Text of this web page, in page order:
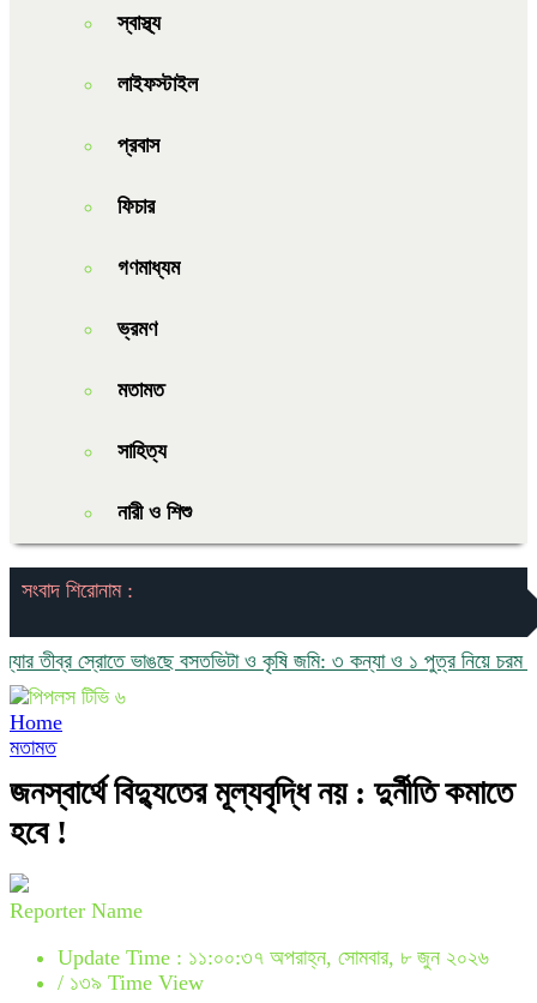
স্বাস্থ্য
লাইফস্টাইল
প্রবাস
ফিচার
গণমাধ্যম
ভ্রমণ
মতামত
সাহিত্য
নারী ও শিশু
সংবাদ শিরোনাম :
ভাঙছে বসতভিটা ও কৃষি জমি: ৩ কন্যা ও ১ পুত্র নিয়ে চরম ঝুঁকিতে
Home
মতামত
জনস্বার্থে বিদ্যুতের মূল্যবৃদ্ধি নয় : দুর্নীতি কমাতে
হবে !
Reporter Name
Update Time : ১১:০০:৩৭ অপরাহ্ন, সোমবার, ৮ জুন ২০২৬
/ ১৩৯ Time View